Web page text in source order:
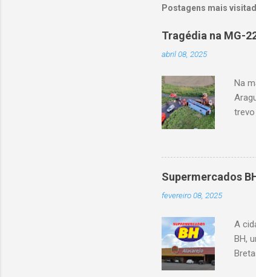
Postagens mais
Tragédia na MG-
abril 08, 2025
Na
oito
Supermercados
fevereiro 08, 2025
A
BH,